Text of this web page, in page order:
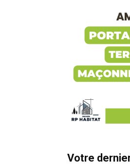
Votre